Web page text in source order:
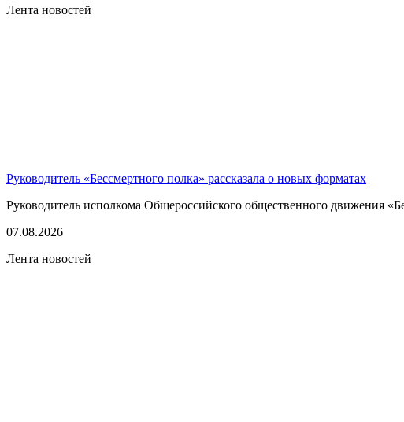
Лента новостей
Руководитель «Бессмертного полка» рассказала о новых форматах
Руководитель исполкома Общероссийского общественного движения
07.08.2026
Лента новостей